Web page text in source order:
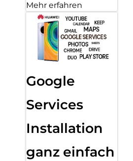
Mehr erfahren
Google
Services
Installation
ganz einfach